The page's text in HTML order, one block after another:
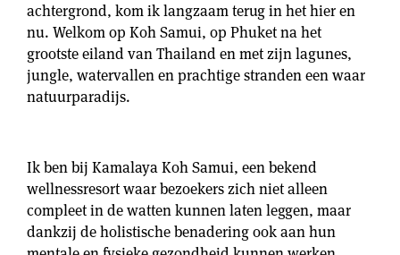
achtergrond, kom ik langzaam terug in het hier en
nu. Welkom op Koh Samui, op Phuket na het
grootste eiland van Thailand en met zijn lagunes,
jungle, watervallen en prachtige stranden een waar
natuurparadijs.
Ik ben bij Kamalaya Koh Samui, een bekend
wellnessresort waar bezoekers zich niet alleen
compleet in de watten kunnen laten leggen, maar
dankzij de holistische benadering ook aan hun